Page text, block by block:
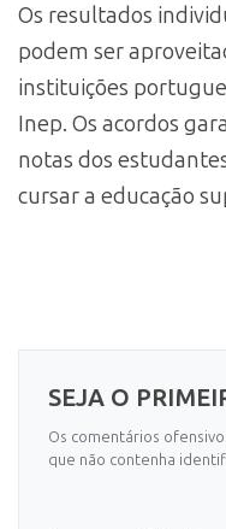
Os resultados
podem ser
instituições
Inep. Os acordos
notas dos
cursar a educação
SEJA O
Os comentários
que não contenha